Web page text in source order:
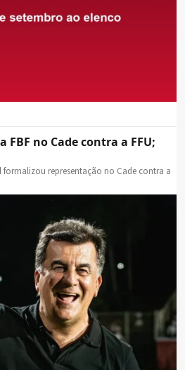
FBF no Cade contra a FFU;
formalizou representação no Cade contra a